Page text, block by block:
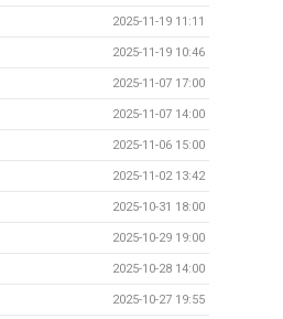
2025-11-19 11:11
2025-11-19 10:46
2025-11-07 17:00
2025-11-07 14:00
2025-11-06 15:00
2025-11-02 13:42
2025-10-31 18:00
2025-10-29 19:00
2025-10-28 14:00
2025-10-27 19:55